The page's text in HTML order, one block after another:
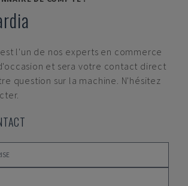
est l'un de nos experts en commerce
et sera votre contact direct
question sur la machine. N'hésitez